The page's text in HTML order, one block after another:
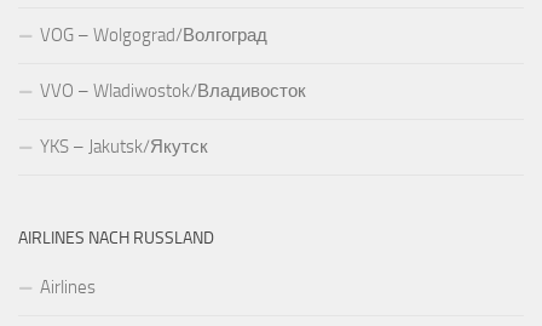
VOG – Wolgograd/Волгоград
VVO – Wladiwostok/Владивосток
YKS – Jakutsk/Якутск
AIRLINES NACH RUSSLAND
Airlines